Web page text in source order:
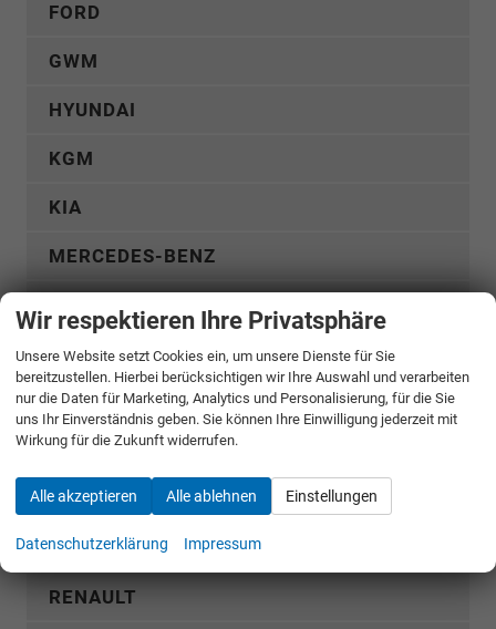
FORD
GWM
HYUNDAI
KGM
KIA
MERCEDES-BENZ
MITSUBISHI
NISSAN
OMODA
OPEL
PEUGEOT
RENAULT
Wir respektieren Ihre Privatsphäre
Unsere Website setzt Cookies ein, um unsere Dienste für Sie
bereitzustellen. Hierbei berücksichtigen wir Ihre Auswahl und verarbeiten
nur die Daten für Marketing, Analytics und Personalisierung, für die Sie
uns Ihr Einverständnis geben. Sie können Ihre Einwilligung jederzeit mit
Wirkung für die Zukunft widerrufen.
Alle akzeptieren Alle ablehnen Einstellungen
Datenschutzerklärung Impressum